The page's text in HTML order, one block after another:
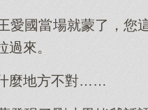
愛國當場就蒙了，您
過來。
麼地方不對……